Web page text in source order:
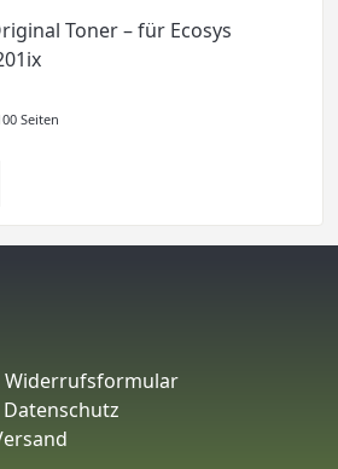
Toner – für Ecosys
Seiten